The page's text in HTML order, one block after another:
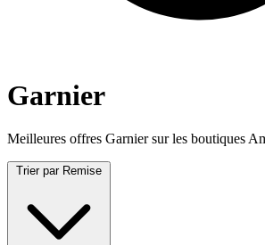
Garnier
Meilleures offres Garnier sur les boutiques
Trier par Remise